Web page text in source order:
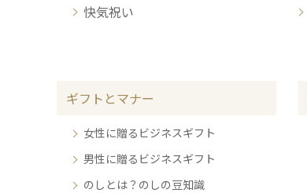
快気祝い
ギフトとマナー
女性に贈るビジネスギフト
男性に贈るビジネスギフト
のしとは？のしの豆知識